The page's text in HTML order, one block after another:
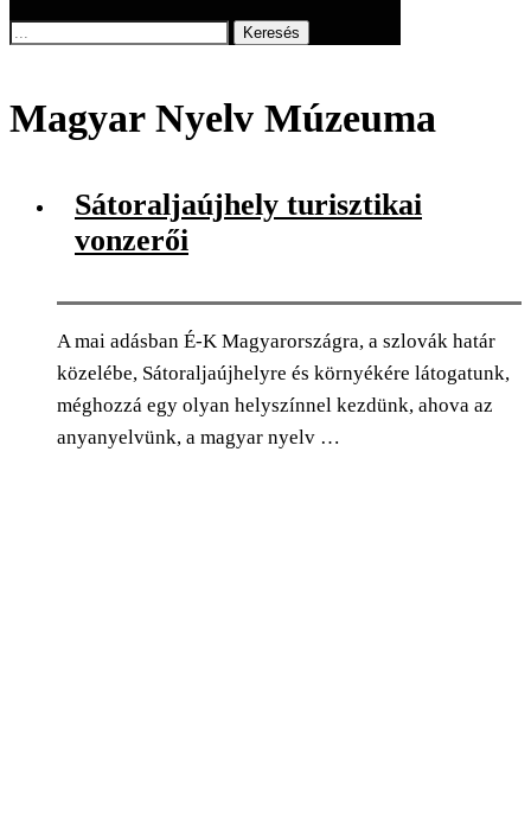
Keresés
Magyar Nyelv Múzeuma
Sátoraljaújhely turisztikai
vonzerői
A mai adásban É-K Magyarországra, a szlovák határ
közelébe, Sátoraljaújhelyre és környékére látogatunk,
méghozzá egy olyan helyszínnel kezdünk, ahova az
anyanyelvünk, a magyar nyelv …